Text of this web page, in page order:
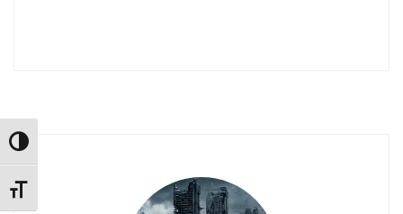
Alternar alto contraste
Alternar tamaño de letra